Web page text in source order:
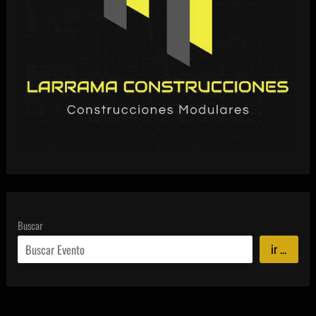
Buscar
ir ...